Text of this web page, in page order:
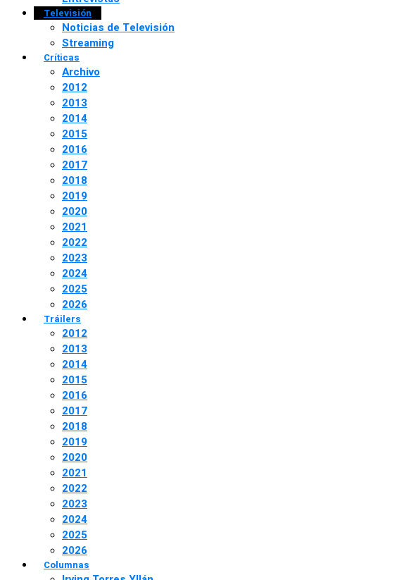
Televisión
Noticias de Televisión
Streaming
Críticas
Archivo
2012
2013
2014
2015
2016
2017
2018
2019
2020
2021
2022
2023
2024
2025
2026
Tráilers
2012
2013
2014
2015
2016
2017
2018
2019
2020
2021
2022
2023
2024
2025
2026
Columnas